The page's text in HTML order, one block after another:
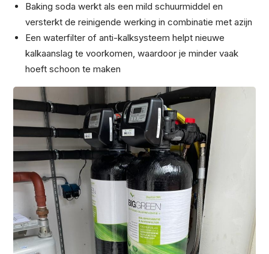
Baking soda werkt als een mild schuurmiddel en
versterkt de reinigende werking in combinatie met azijn
Een waterfilter of anti-kalksysteem helpt nieuwe
kalkaanslag te voorkomen, waardoor je minder vaak
hoeft schoon te maken